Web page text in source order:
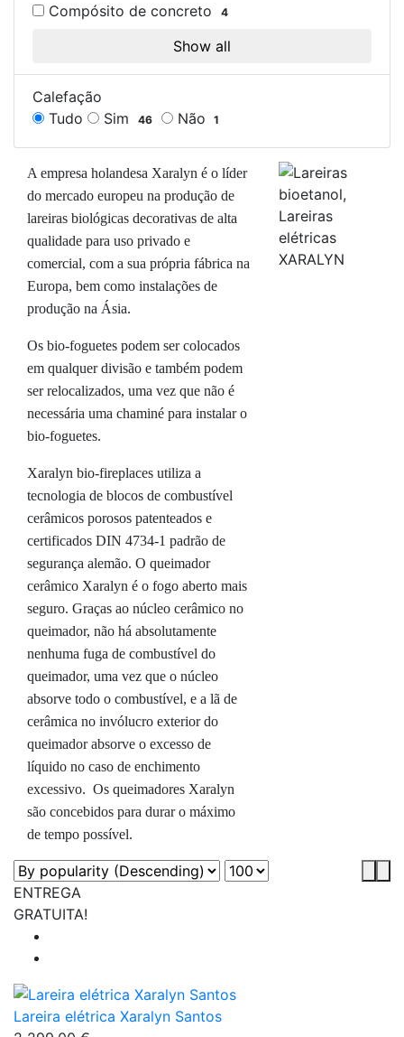
Compósito de concreto 4
Show all
Calefação
Tudo
Sim 46 Não 1
A empresa holandesa Xaralyn é o líder
do mercado europeu na produção de
lareiras biológicas decorativas de alta
qualidade para uso privado e
comercial, com a sua própria fábrica na
Europa, bem como instalações de
produção na Ásia.
Os bio-foguetes podem ser colocados
em qualquer divisão e também podem
ser relocalizados, uma vez que não é
necessária uma chaminé para instalar o
bio-foguetes.
Xaralyn bio-fireplaces utiliza a
tecnologia de blocos de combustível
cerâmicos porosos patenteados e
certificados DIN 4734-1 padrão de
segurança alemão. O queimador
cerâmico Xaralyn é o fogo aberto mais
seguro. Graças ao núcleo cerâmico no
queimador, não há absolutamente
nenhuma fuga de combustível do
queimador, uma vez que o núcleo
absorve todo o combustível, e a lã de
cerâmica no invólucro exterior do
queimador absorve o excesso de
líquido no caso de enchimento
excessivo. Os queimadores Xaralyn
são concebidos para durar o máximo
de tempo possível.
ENTREGA
GRATUITA!
Lareira elétrica Xaralyn Santos